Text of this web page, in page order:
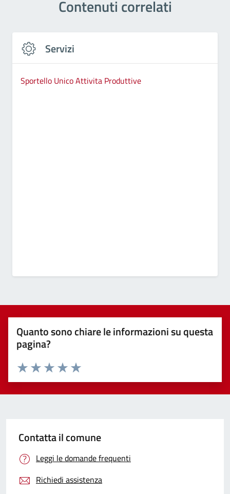
Contenuti correlati
Servizi
Sportello Unico Attivita Produttive
Quanto sono chiare le informazioni su questa
pagina?
Valuta 5 stelle su 5
Valuta 4 stelle su 5
Valuta 3 stelle su 5
Valuta 2 stelle su 5
Valuta 1 stelle su 5
Contatta il comune
Leggi le domande frequenti
Richiedi assistenza